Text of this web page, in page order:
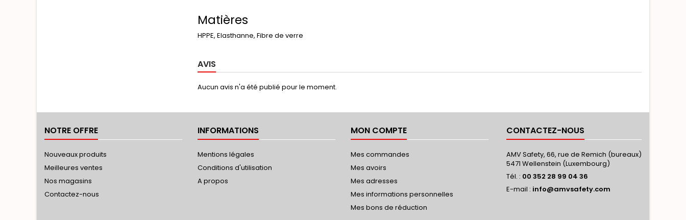
Matières
HPPE, Elasthanne, Fibre de verre
AVIS
Aucun avis n'a été publié pour le moment.
NOTRE OFFRE
Nouveaux produits
Meilleures ventes
Nos magasins
Contactez-nous
INFORMATIONS
Mentions légales
Conditions d'utilisation
A propos
MON COMPTE
Mes commandes
Mes avoirs
Mes adresses
Mes informations personnelles
Mes bons de réduction
CONTACTEZ-NOUS
AMV Safety, 66, rue de Remich (bureaux)
5471 Wellenstein (Luxembourg)
Tél. : 00 352 28 99 04 36
E-mail : info@amvsafety.com